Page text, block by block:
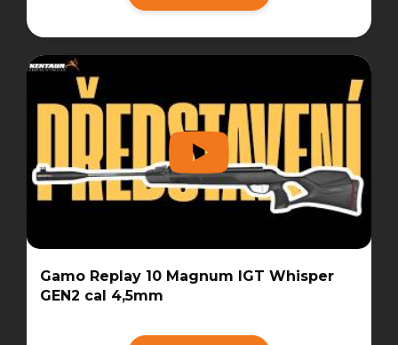
Gamo Replay 10 Magnum IGT Whisper
GEN2 cal 4,5mm